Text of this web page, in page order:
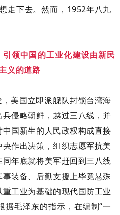
走下去。然而，1952年八九
领中国的工业化建设由新民
义的道路
美国立即派舰队封锁台湾海
侵略朝鲜，越过三八线，并
国新生的人民政权构成直接
作出决策，组织志愿军抗美
年底就将美军赶回到三八线
装备、后勤支援上毕竟悬殊
工业为基础的现代国防工业
据毛泽东的指示，在编制“一